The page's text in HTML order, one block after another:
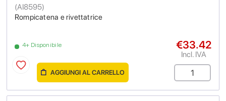
Rompicatena e rivettatrice
(AI8595)
4+ Disponibile €33.42
Incl. IVA
AGGIUNGI AL CARRELLO